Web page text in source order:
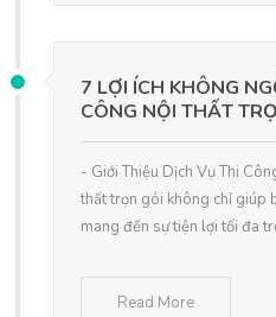
7 LỢI ÍCH KHÔNG
CÔNG NỘI THẤT
- Giới Thiệu Dịch Vụ Thi
thất trọn gói không chỉ giúp
mang đến sự tiện lợi tối đa
Read More